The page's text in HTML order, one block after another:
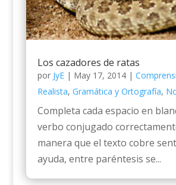
Los cazadores de ratas
por JyE| May 17, 2014|
Realista, Gramática y Ortografía,
Completa cada espacio en
verbo conjugado
manera que el texto cobre
ayuda, entre paréntesis se...